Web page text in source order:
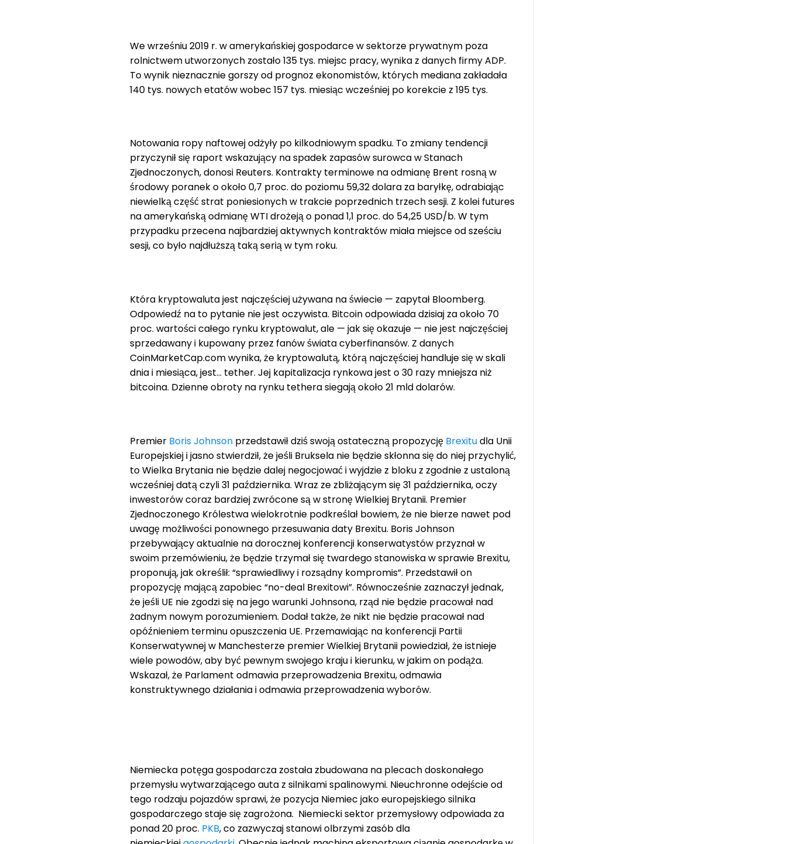
We wrześniu 2019 r. w amerykańskiej gospodarce w sektorze prywatnym poza
rolnictwem utworzonych zostało 135 tys. miejsc pracy, wynika z danych firmy ADP.
To wynik nieznacznie gorszy od prognoz ekonomistów, których mediana zakładała
140 tys. nowych etatów wobec 157 tys. miesiąc wcześniej po korekcie z 195 tys.
Notowania ropy naftowej odżyły po kilkodniowym spadku. To zmiany tendencji
przyczynił się raport wskazujący na spadek zapasów surowca w Stanach
Zjednoczonych, donosi Reuters. Kontrakty terminowe na odmianę Brent rosną w
środowy poranek o około 0,7 proc. do poziomu 59,32 dolara za baryłkę, odrabiając
niewielką część strat poniesionych w trakcie poprzednich trzech sesji. Z kolei futures
na amerykańską odmianę WTI drożeją o ponad 1,1 proc. do 54,25 USD/b. W tym
przypadku przecena najbardziej aktywnych kontraktów miała miejsce od sześciu
sesji, co było najdłuższą taką serią w tym roku.
Która kryptowaluta jest najczęściej używana na świecie — zapytał Bloomberg.
Odpowiedź na to pytanie nie jest oczywista. Bitcoin odpowiada dzisiaj za około 70
proc. wartości całego rynku kryptowalut, ale — jak się okazuje — nie jest najczęściej
sprzedawany i kupowany przez fanów świata cyberfinansów. Z danych
CoinMarketCap.com wynika, że kryptowalutą, którą najczęściej handluje się w skali
dnia i miesiąca, jest… tether. Jej kapitalizacja rynkowa jest o 30 razy mniejsza niż
bitcoina. Dzienne obroty na rynku tethera siegają około 21 mld dolarów.
Premier Boris Johnson przedstawił dziś swoją ostateczną propozycję Brexitudla Unii
Europejskiej i jasno stwierdził, że jeśli Bruksela nie będzie skłonna się do niej przychylić,
to Wielka Brytania nie będzie dalej negocjować i wyjdzie z bloku z zgodnie z ustaloną
wcześniej datą czyli 31 października. Wraz ze zbliżającym się 31 października, oczy
inwestorów coraz bardziej zwrócone są w stronę Wielkiej Brytanii. Premier
Zjednoczonego Królestwa wielokrotnie podkreślał bowiem, że nie bierze nawet pod
uwagę możliwości ponownego przesuwania daty Brexitu. Boris Johnson
przebywający aktualnie na dorocznej konferencji konserwatystów przyznał w
swoim przemówieniu, że będzie trzymał się twardego stanowiska w sprawie Brexitu,
proponują, jak określił: “sprawiedliwy i rozsądny kompromis”. Przedstawił on
propozycję mającą zapobiec “no-deal Brexitowi”. Równocześnie zaznaczył jednak,
że jeśli UE nie zgodzi się na jego warunki Johnsona, rząd nie będzie pracował nad
żadnym nowym porozumieniem. Dodał także, że nikt nie będzie pracował nad
opóźnieniem terminu opuszczenia UE. Przemawiając na konferencji Partii
Konserwatywnej w Manchesterze premier Wielkiej Brytanii powiedział, że istnieje
wiele powodów, aby być pewnym swojego kraju i kierunku, w jakim on podąża.
Wskazał, że Parlament odmawia przeprowadzenia Brexitu, odmawia
konstruktywnego działania i odmawia przeprowadzenia wyborów.
Niemiecka potęga gospodarcza została zbudowana na plecach doskonałego
przemysłu wytwarzającego auta z silnikami spalinowymi. Nieuchronne odejście od
tego rodzaju pojazdów sprawi, że pozycja Niemiec jako europejskiego silnika
gospodarczego staje się zagrożona. Niemiecki sektor przemysłowy odpowiada za
ponad 20 proc. PKB, co zazwyczaj stanowi olbrzymi zasób dla